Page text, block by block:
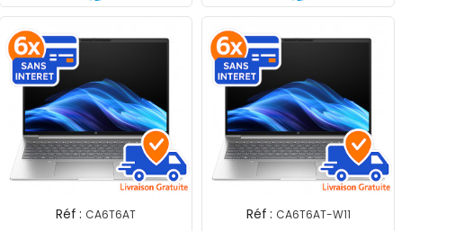
Réf : CA6T6AT Réf : CA6T6AT-W11